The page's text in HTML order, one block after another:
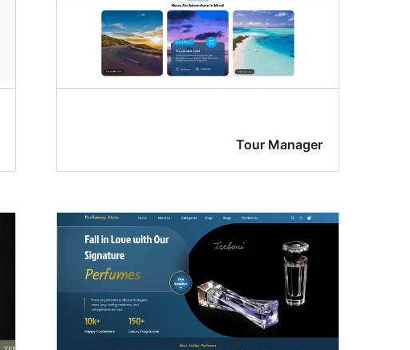
Tour Manager